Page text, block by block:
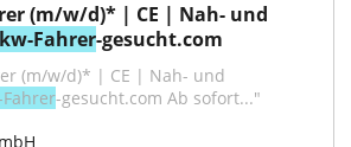
(m/w/d)* | CE | Nah- und
Fahrer-gesucht.com
(m/w/d)* | CE | Nah- und
Fahrer-gesucht.com Ab sofort..."